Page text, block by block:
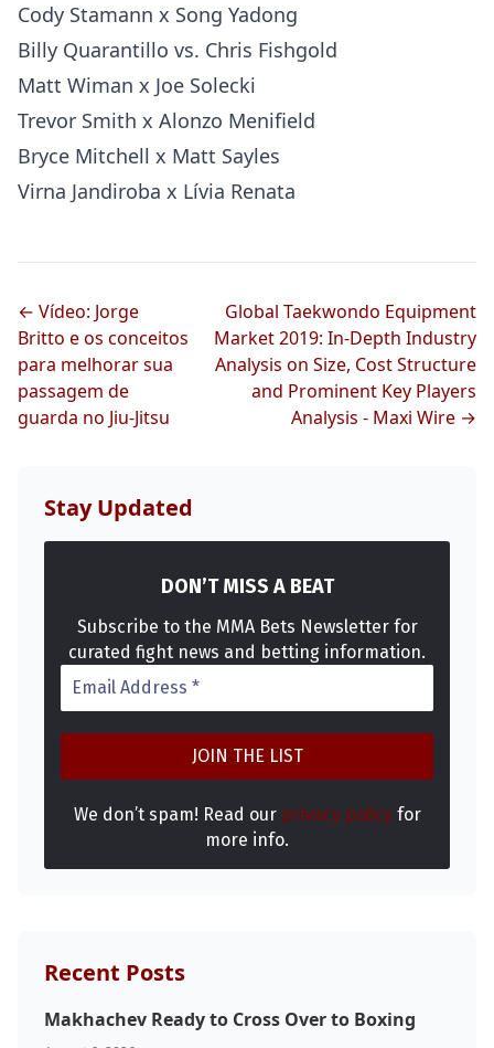
Cody Stamann x Song Yadong
Billy Quarantillo vs. Chris Fishgold
Matt Wiman x Joe Solecki
Trevor Smith x Alonzo Menifield
Bryce Mitchell x Matt Sayles
Virna Jandiroba x Lívia Renata
← Vídeo: Jorge
Britto e os conceitos
para melhorar sua
passagem de
guarda no Jiu-Jitsu
Global Taekwondo Equipment
Market 2019: In-Depth Industry
Analysis on Size, Cost Structure
and Prominent Key Players
Analysis - Maxi Wire →
Stay Updated
DON’T MISS A BEAT
Subscribe to the MMA Bets Newsletter for
curated fight news and betting information.
We don’t spam! Read our privacy policyfor
more info.
Recent Posts
Makhachev Ready to Cross Over to Boxing